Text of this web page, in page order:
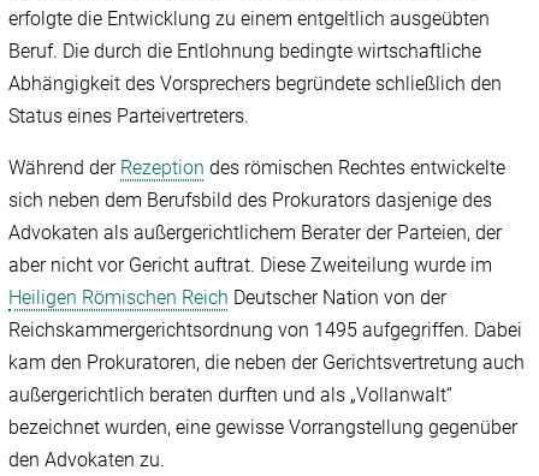
erfolgte die Entwicklung zu einem entgeltlich ausgeübten
Beruf. Die durch die Entlohnung bedingte wirtschaftliche
Abhängigkeit des Vorsprechers begründete schließlich den
Status eines Parteivertreters.
Während der Rezeption des römischen Rechtes entwickelte
sich neben dem Berufsbild des Prokurators dasjenige des
Advokaten als außergerichtlichem Berater der Parteien, der
aber nicht vor Gericht auftrat. Diese Zweiteilung wurde im
Heiligen Römischen Reich Deutscher Nation von der
Reichskammergerichtsordnung von 1495 aufgegriffen. Dabei
kam den Prokuratoren, die neben der Gerichtsvertretung auch
außergerichtlich beraten durften und als „Vollanwalt“
bezeichnet wurden, eine gewisse Vorrangstellung gegenüber
den Advokaten zu.